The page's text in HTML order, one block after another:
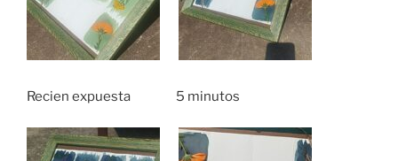
Recien expuesta 5 minutos